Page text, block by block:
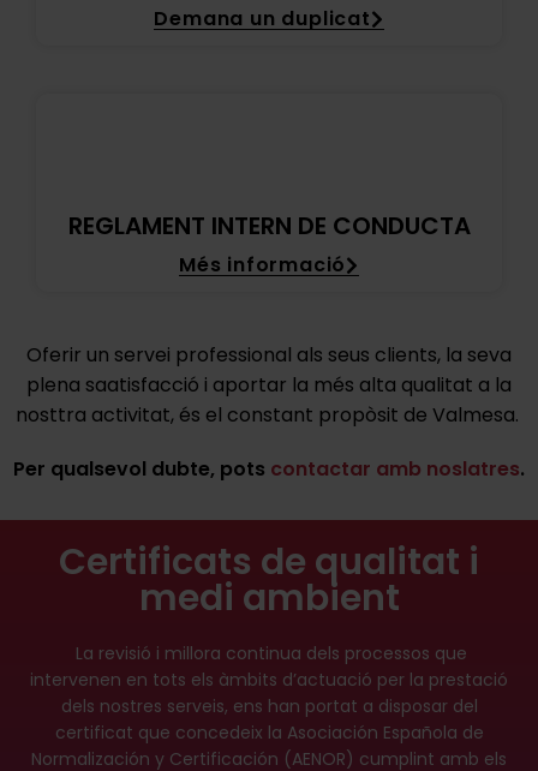
Demana un duplicat
REGLAMENT INTERN DE CONDUCTA
Més informació
Oferir un servei professional als seus clients, la seva
plena saatisfacció i aportar la més alta qualitat a la
nosttra activitat, és el constant propòsit de Valmesa.
Per qualsevol dubte, pots contactar amb noslatres.
Certificats de qualitat i
medi ambient
La revisió i millora continua dels processos que
intervenen en tots els àmbits d’actuació per la prestació
dels nostres serveis, ens han portat a disposar del
certificat que concedeix la Asociación Española de
Normalización y Certificación (AENOR) cumplint amb els